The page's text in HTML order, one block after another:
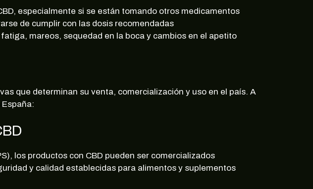
especialmente si se están tomando otros medicamentos
de cumplir con las dosis recomendadas
mareos, sequedad en la boca y cambios en el apetito
que determinan su venta, comercialización y uso en el país. A
los productos con CBD pueden ser comercializados
y calidad establecidas para alimentos y suplementos
muchas sorpresas.